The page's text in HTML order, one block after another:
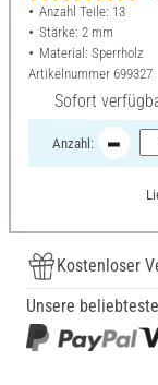
Anzahl Teile: 13
Stärke: 2 mm
Material: Sperrholz
Artikelnummer 699327
Sofort
Anzahl:
Kostenloser
Unsere